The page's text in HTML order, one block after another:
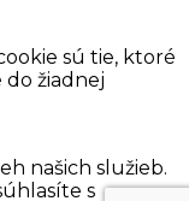
sú tie, ktoré
do žiadnej
našich služieb.
s